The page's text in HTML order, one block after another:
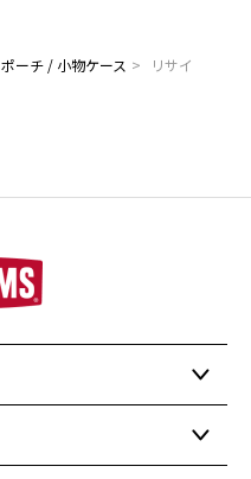
ポーチ / 小物ケース >
リサイ